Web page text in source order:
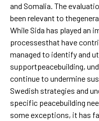
and Somalia. The
been relevant to
While Sida has played an
processesthat have
managed to identify and
supportpeacebuilding,
continue to undermine
Swedish strategies and
specific peacebuilding
some exceptions, it has